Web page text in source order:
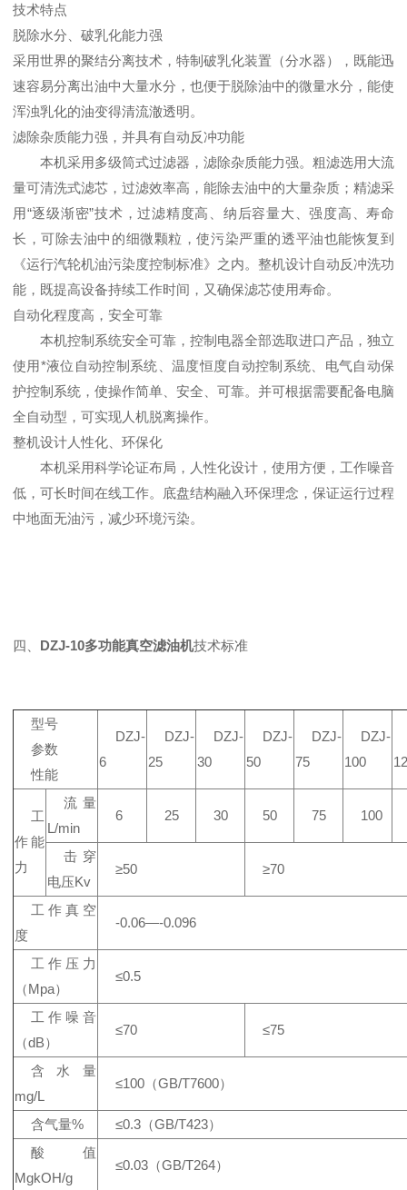
技术特点
脱除水分、破乳化能力强
采用世界的聚结分离技术，特制破乳化装置（分水器），既能迅
速容易分离出油中大量水分，也便于脱除油中的微量水分，能使
浑浊乳化的油变得清流澈透明。
滤除杂质能力强，并具有自动反冲功能
本机采用多级筒式过滤器，滤除杂质能力强。粗滤选用大流
量可清洗式滤芯，过滤效率高，能除去油中的大量杂质；精滤采
用“逐级渐密”技术，过滤精度高、纳后容量大、强度高、寿命
长，可除去油中的细微颗粒，使污染严重的透平油也能恢复到
《运行汽轮机油污染度控制标准》之内。整机设计自动反冲洗功
能，既提高设备持续工作时间，又确保滤芯使用寿命。
自动化程度高，安全可靠
本机控制系统安全可靠，控制电器全部选取进口产品，独立
使用*液位自动控制系统、温度恒度自动控制系统、电气自动保
护控制系统，使操作简单、安全、可靠。并可根据需要配备电脑
全自动型，可实现人机脱离操作。
整机设计人性化、环保化
本机采用科学论证布局，人性化设计，使用方便，工作噪音
低，可长时间在线工作。底盘结构融入环保理念，保证运行过程
中地面无油污，减少环境污染。
四、 DZJ-10多功能真空滤油机技术标准
型号
参数
性能
DZJ-
6
DZJ-
25
DZJ-
30
DZJ-
50
DZJ-
75
DZJ-
100
工
作能
力
流量
L/min
6 25 30 50 75 100
击穿
电压Kv
≥50 ≥70
工作真空
度
-0.06—-0.096
工作压力
（Mpa）
≤0.5
工作噪音
（dB）
≤70 ≤75
含水量
mg/L
≤100（GB/T7600）
含气量%
≤0.3（GB/T423）
酸值
MgkOH/g
≤0.03（GB/T264）